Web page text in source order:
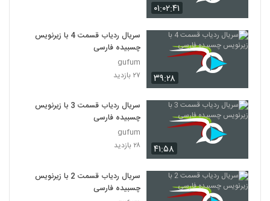
۰۱:۰۲:۴۱
۳۹:۲۸
سریال ردیاب قسمت 4 با زیرنویس
چسبیده فارسی
gufum
۲۷ بازدید
۴۱:۵۸
سریال ردیاب قسمت 3 با زیرنویس
چسبیده فارسی
gufum
۲۸ بازدید
سریال ردیاب قسمت 2 با زیرنویس
چسبیده فارسی